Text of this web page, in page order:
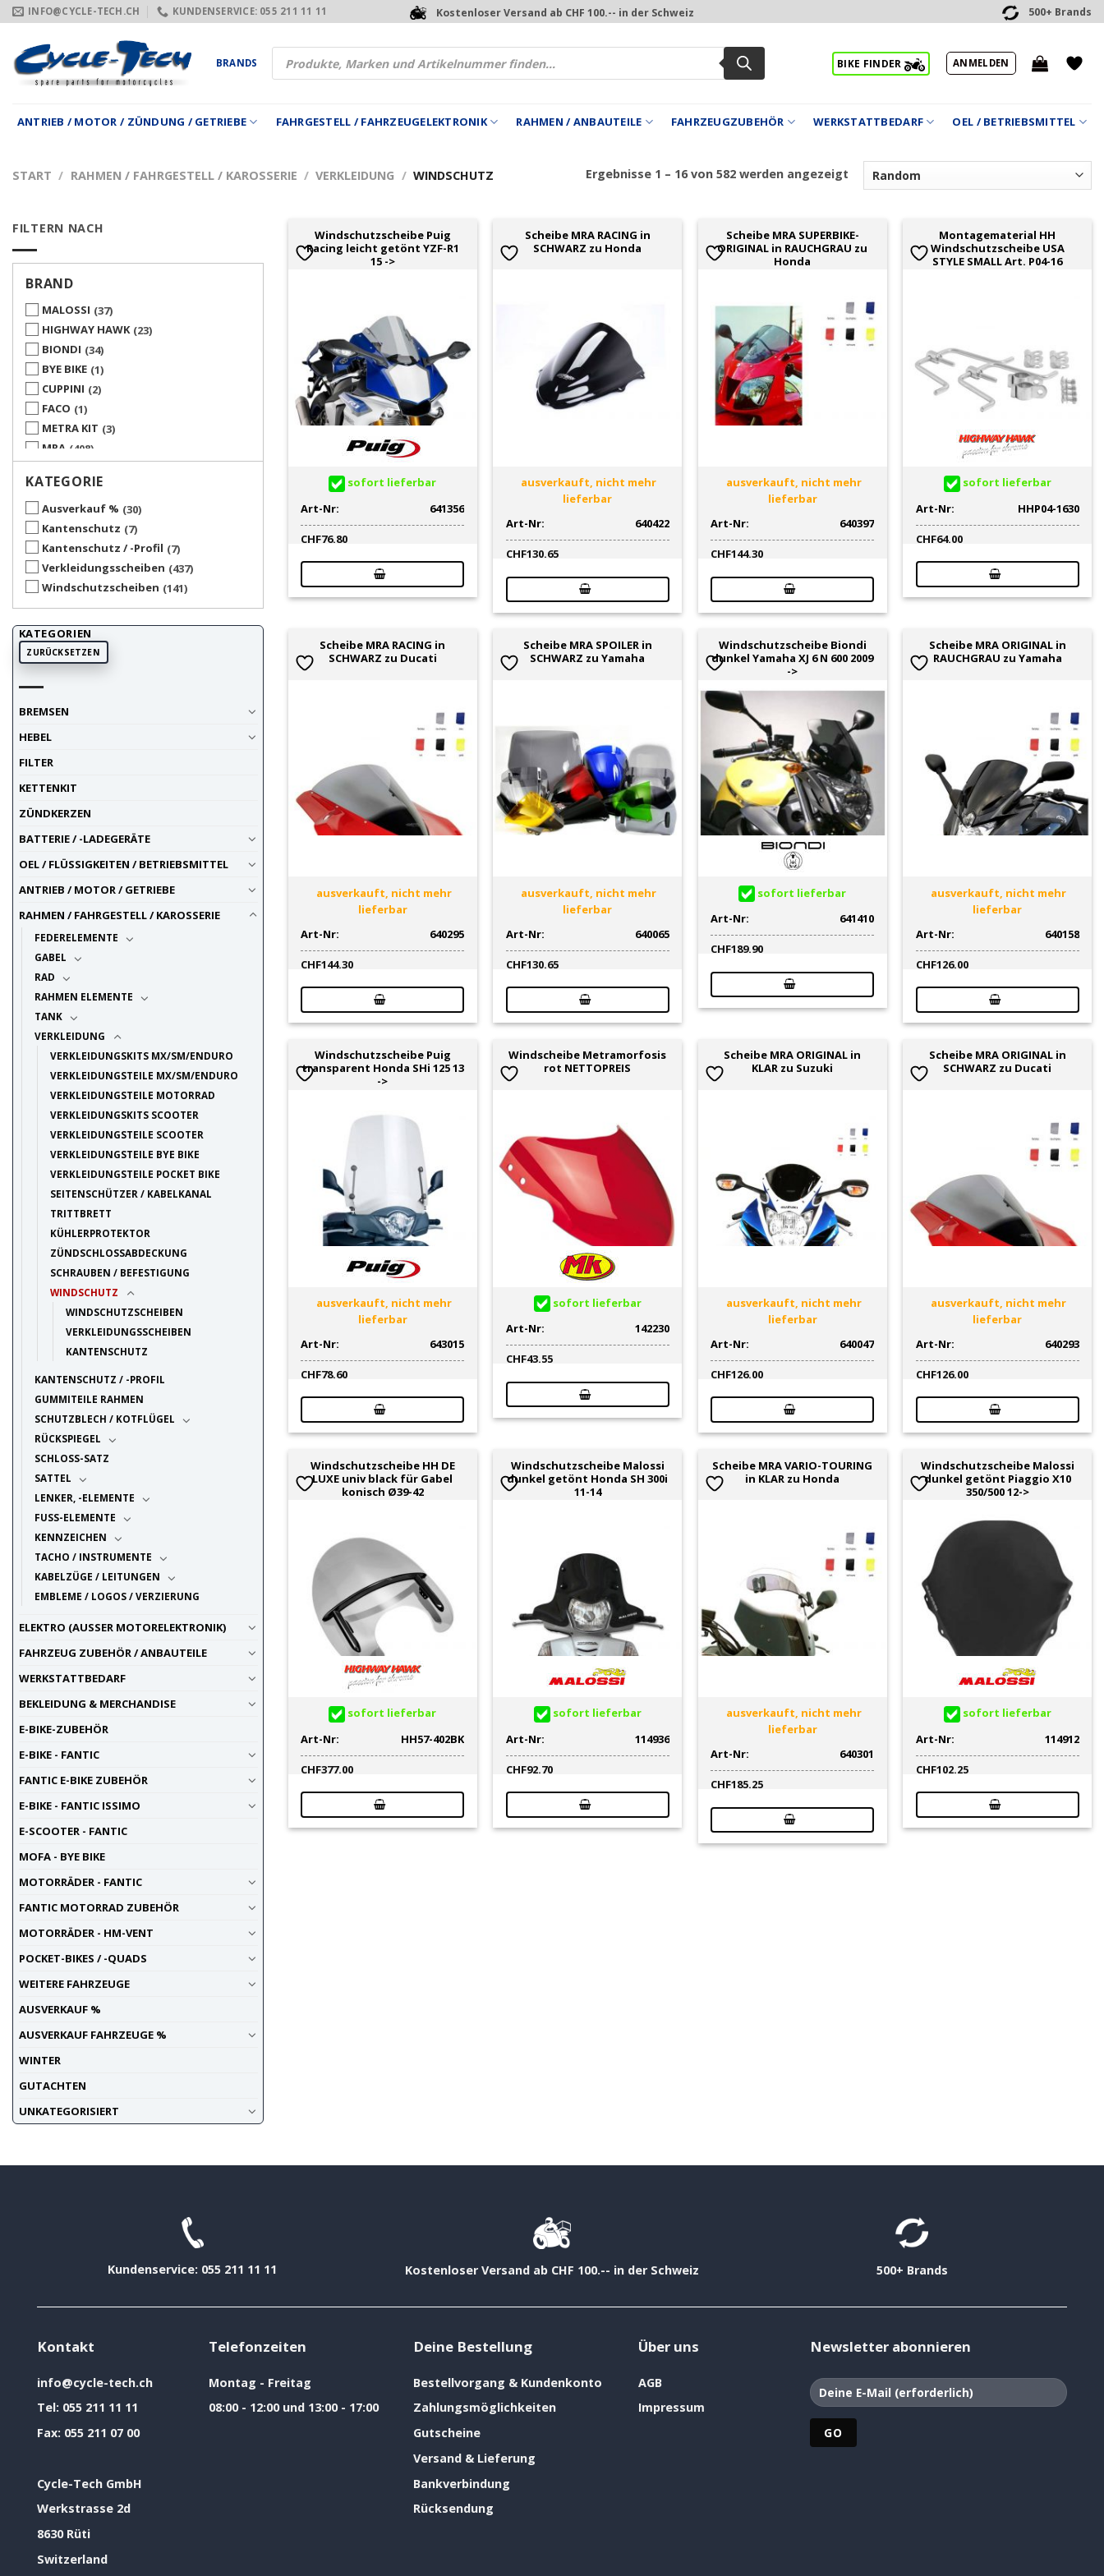
Zum
Inhalt
springen
INFO@CYCLE-TECH.CH KUNDENSERVICE: 055 211 11 11 Kostenloser Versand ab CHF 100.-- in der Schweiz 500+ Brands
BRANDS
Products
search
BIKE FINDER ANMELDEN
ANTRIEB / MOTOR / ZÜNDUNG / GETRIEBE FAHRGESTELL / FAHRZEUGELEKTRONIK RAHMEN / ANBAUTEILE FAHRZEUGZUBEHÖR WERKSTATTBEDARF OEL / BETRIEBSMITTEL
START / RAHMEN / FAHRGESTELL / KAROSSERIE / VERKLEIDUNG / WINDSCHUTZ Ergebnisse 1 – 16 von 582 werden angezeigt
FILTERN NACH
BRAND
MALOSSI 37
HIGHWAY HAWK 23
BIONDI 34
BYE BIKE 1
CUPPINI
2
FACO 1
METRA KIT 3
MRA
408
PUIG 59
SYM 1
TNT RACING 2
UP ACCESSORY
4
KATEGORIE
Ausverkauf % 30
Kantenschutz
7
Kantenschutz / -Profil
7
Verkleidungsscheiben
437
Windschutzscheiben 141
KATEGORIEN
ZURÜCKSETZEN
BREMSEN
HEBEL
FILTER
KETTENKIT
ZÜNDKERZEN
BATTERIE / -LADEGERÄTE
OEL / FLÜSSIGKEITEN / BETRIEBSMITTEL
ANTRIEB / MOTOR / GETRIEBE
RAHMEN / FAHRGESTELL / KAROSSERIE
FEDERELEMENTE
GABEL
RAD
RAHMEN ELEMENTE
TANK
VERKLEIDUNG
VERKLEIDUNGSKITS MX/SM/ENDURO
VERKLEIDUNGSTEILE MX/SM/ENDURO
VERKLEIDUNGSTEILE MOTORRAD
VERKLEIDUNGSKITS SCOOTER
VERKLEIDUNGSTEILE SCOOTER
VERKLEIDUNGSTEILE BYE BIKE
VERKLEIDUNGSTEILE POCKET BIKE
SEITENSCHÜTZER / KABELKANAL
TRITTBRETT
KÜHLERPROTEKTOR
ZÜNDSCHLOSSABDECKUNG
SCHRAUBEN / BEFESTIGUNG
WINDSCHUTZ
WINDSCHUTZSCHEIBEN
VERKLEIDUNGSSCHEIBEN
KANTENSCHUTZ
KANTENSCHUTZ / -PROFIL
GUMMITEILE RAHMEN
SCHUTZBLECH / KOTFLÜGEL
RÜCKSPIEGEL
SCHLOSS-SATZ
SATTEL
LENKER, -ELEMENTE
FUSS-ELEMENTE
KENNZEICHEN
TACHO / INSTRUMENTE
KABELZÜGE / LEITUNGEN
EMBLEME / LOGOS / VERZIERUNG
ELEKTRO (AUSSER MOTORELEKTRONIK)
FAHRZEUG ZUBEHÖR / ANBAUTEILE
WERKSTATTBEDARF
BEKLEIDUNG & MERCHANDISE
E-BIKE-ZUBEHÖR
E-BIKE - FANTIC
FANTIC E-BIKE ZUBEHÖR
E-BIKE - FANTIC ISSIMO
E-SCOOTER - FANTIC
MOFA - BYE BIKE
MOTORRÄDER - FANTIC
FANTIC MOTORRAD ZUBEHÖR
MOTORRÄDER - HM-VENT
POCKET-BIKES / -QUADS
WEITERE FAHRZEUGE
AUSVERKAUF %
AUSVERKAUF FAHRZEUGE %
WINTER
GUTACHTEN
UNKATEGORISIERT
Windschutzscheibe Puig
Racing leicht getönt YZF-R1
15 ->
sofort lieferbar
Art-Nr:
641356
CHF76.80
Scheibe MRA RACING in
SCHWARZ zu Honda
ausverkauft, nicht mehr
lieferbar
Art-Nr:
640422
CHF130.65
Scheibe MRA SUPERBIKE-
ORIGINAL in RAUCHGRAU zu
Honda
ausverkauft, nicht mehr
lieferbar
Art-Nr:
640397
CHF144.30
Montagematerial HH
Windschutzscheibe USA
STYLE SMALL Art. P04-16
sofort lieferbar
Art-Nr:
HHP04-1630
CHF64.00
Scheibe MRA RACING in
SCHWARZ zu Ducati
ausverkauft, nicht mehr
lieferbar
Art-Nr:
640295
CHF144.30
Scheibe MRA SPOILER in
SCHWARZ zu Yamaha
ausverkauft, nicht mehr
lieferbar
Art-Nr:
640065
CHF130.65
Windschutzscheibe Biondi
dunkel Yamaha XJ 6 N 600 2009
->
sofort lieferbar
Art-Nr:
641410
CHF189.90
Scheibe MRA ORIGINAL in
RAUCHGRAU zu Yamaha
ausverkauft, nicht mehr
lieferbar
Art-Nr:
640158
CHF126.00
Windschutzscheibe Puig
transparent Honda SHi 125 13
->
ausverkauft, nicht mehr
lieferbar
Art-Nr:
643015
CHF78.60
Windscheibe Metramorfosis
rot NETTOPREIS
sofort lieferbar
Art-Nr:
142230
CHF43.55
Scheibe MRA ORIGINAL in
KLAR zu Suzuki
ausverkauft, nicht mehr
lieferbar
Art-Nr:
640047
CHF126.00
Scheibe MRA ORIGINAL in
SCHWARZ zu Ducati
ausverkauft, nicht mehr
lieferbar
Art-Nr:
640293
CHF126.00
Windschutzscheibe HH DE
LUXE univ black für Gabel
konisch Ø39-42
sofort lieferbar
Art-Nr:
HH57-402BK
CHF377.00
Windschutzscheibe Malossi
dunkel getönt Honda SH 300i
11-14
sofort lieferbar
Art-Nr:
114936
CHF92.70
Scheibe MRA VARIO-TOURING
in KLAR zu Honda
ausverkauft, nicht mehr
lieferbar
Art-Nr:
640301
CHF185.25
Windschutzscheibe Malossi
dunkel getönt Piaggio X10
350/500 12->
sofort lieferbar
Art-Nr:
114912
CHF102.25
Kundenservice: 055 211 11 11 Kostenloser Versand ab CHF 100.-- in der Schweiz 500+ Brands
Kontakt
info@cycle-tech.ch
Tel: 055 211 11 11
Fax: 055 211 07 00
Cycle-Tech GmbH
Werkstrasse 2d
8630 Rüti
Switzerland
Telefonzeiten
Montag - Freitag
08:00 - 12:00 und 13:00 - 17:00
Deine Bestellung
Bestellvorgang & Kundenkonto
Zahlungsmöglichkeiten
Gutscheine
Versand & Lieferung
Bankverbindung
Rücksendung
Über uns
AGB
Impressum
Newsletter abonnieren